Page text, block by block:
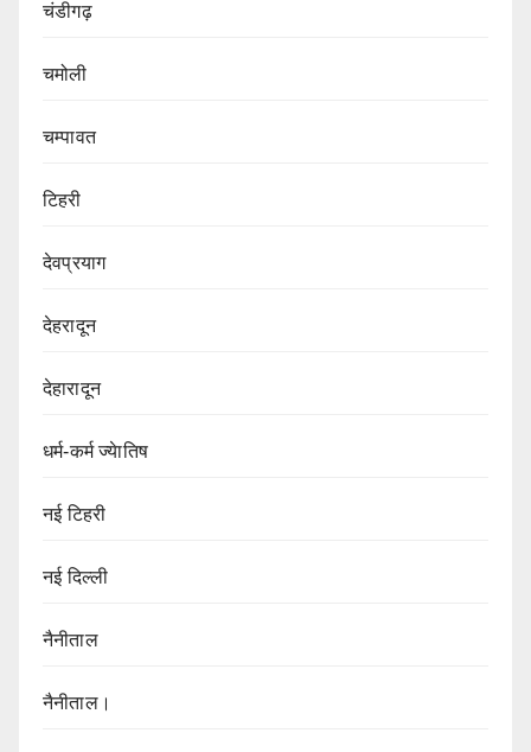
चंडीगढ़
चमोली
चम्पावत
टिहरी
देवप्रयाग
देहरादून
देहारादून
धर्म-कर्म ज्येातिष
नई टिहरी
नई दिल्ली
नैनीताल
नैनीताल।